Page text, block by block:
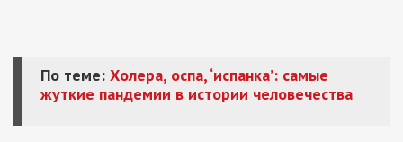
По теме: Холера, оспа, ‘испанка’: самые
жуткие пандемии в истории человечества